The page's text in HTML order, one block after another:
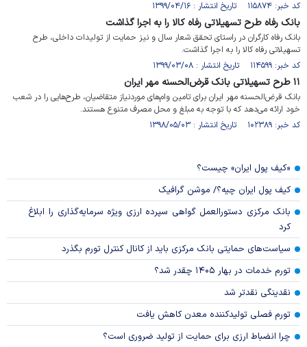
کد خبر: ۱۱۵۸۷۴ تاریخ انتشار : ۱۳۹۹/۰۴/۱۶
بانک رفاه طرح تسهیلاتی رفاه کالا را به اجرا گذاشت
بانک رفاه کارگران در راستای تحقق شعار سال و نیز حمایت از تولیدات داخلی، طرح
تسهیلاتی رفاه کالا را به اجرا گذاشت.
کد خبر: ۱۱۴۵۹۹ تاریخ انتشار : ۱۳۹۹/۰۳/۰۸
۱۱ طرح تسهیلاتی بانک قرض‌الحسنه مهر ایران
بانک قرض‌الحسنه مهر ایران برای تامین وام‌های موردنیاز متقاضیان، طرح‌هایی را در شعب
خود ارائه می‌دهد که با توجه به مبلغ و محل مصرف متنوع هستند.
کد خبر: ۱۰۲۳۸۹ تاریخ انتشار : ۱۳۹۸/۰۵/۰۳
«کیف پول ایران» چیست؟
کیف پول ایران چیه؟/ موشن گرافیک
بانک مرکزی دستورالعمل گواهی سپرده ارزی ویژه سرمایه‌گذاری را ابلاغ
کرد
سیاست‌های حمایتی بانک مرکزی باید از کانال کنترل تورم بگذرد
تورم خدمات در بهار ۱۴۰۵ چقدر شد؟
نقدینگی نقدتر شد
تورم فصلی تولیدکننده معدن کاهش یافت
چرا انضباط ارزی برای حمایت از تولید ضروری است؟